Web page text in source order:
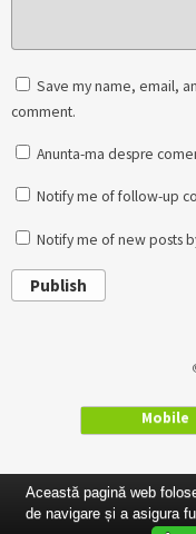
Save my name, email,
comment.
Anunta-ma despre
Notify me of follow-up
Notify me of new posts
Publish
Mobile
Această pagină web
de navigare și a asigura